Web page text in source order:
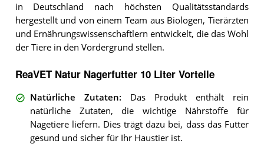
in Deutschland nach höchsten Qualitätsstandards
hergestellt und von einem Team aus Biologen, Tierärzten
und Ernährungswissenschaftlern entwickelt, die das Wohl
der Tiere in den Vordergrund stellen.
ReaVET Natur Nagerfutter 10 Liter Vorteile
Natürliche Zutaten: Das Produkt enthält rein
natürliche Zutaten, die wichtige Nährstoffe für
Nagetiere liefern. Dies trägt dazu bei, dass das Futter
gesund und sicher für Ihr Haustier ist.